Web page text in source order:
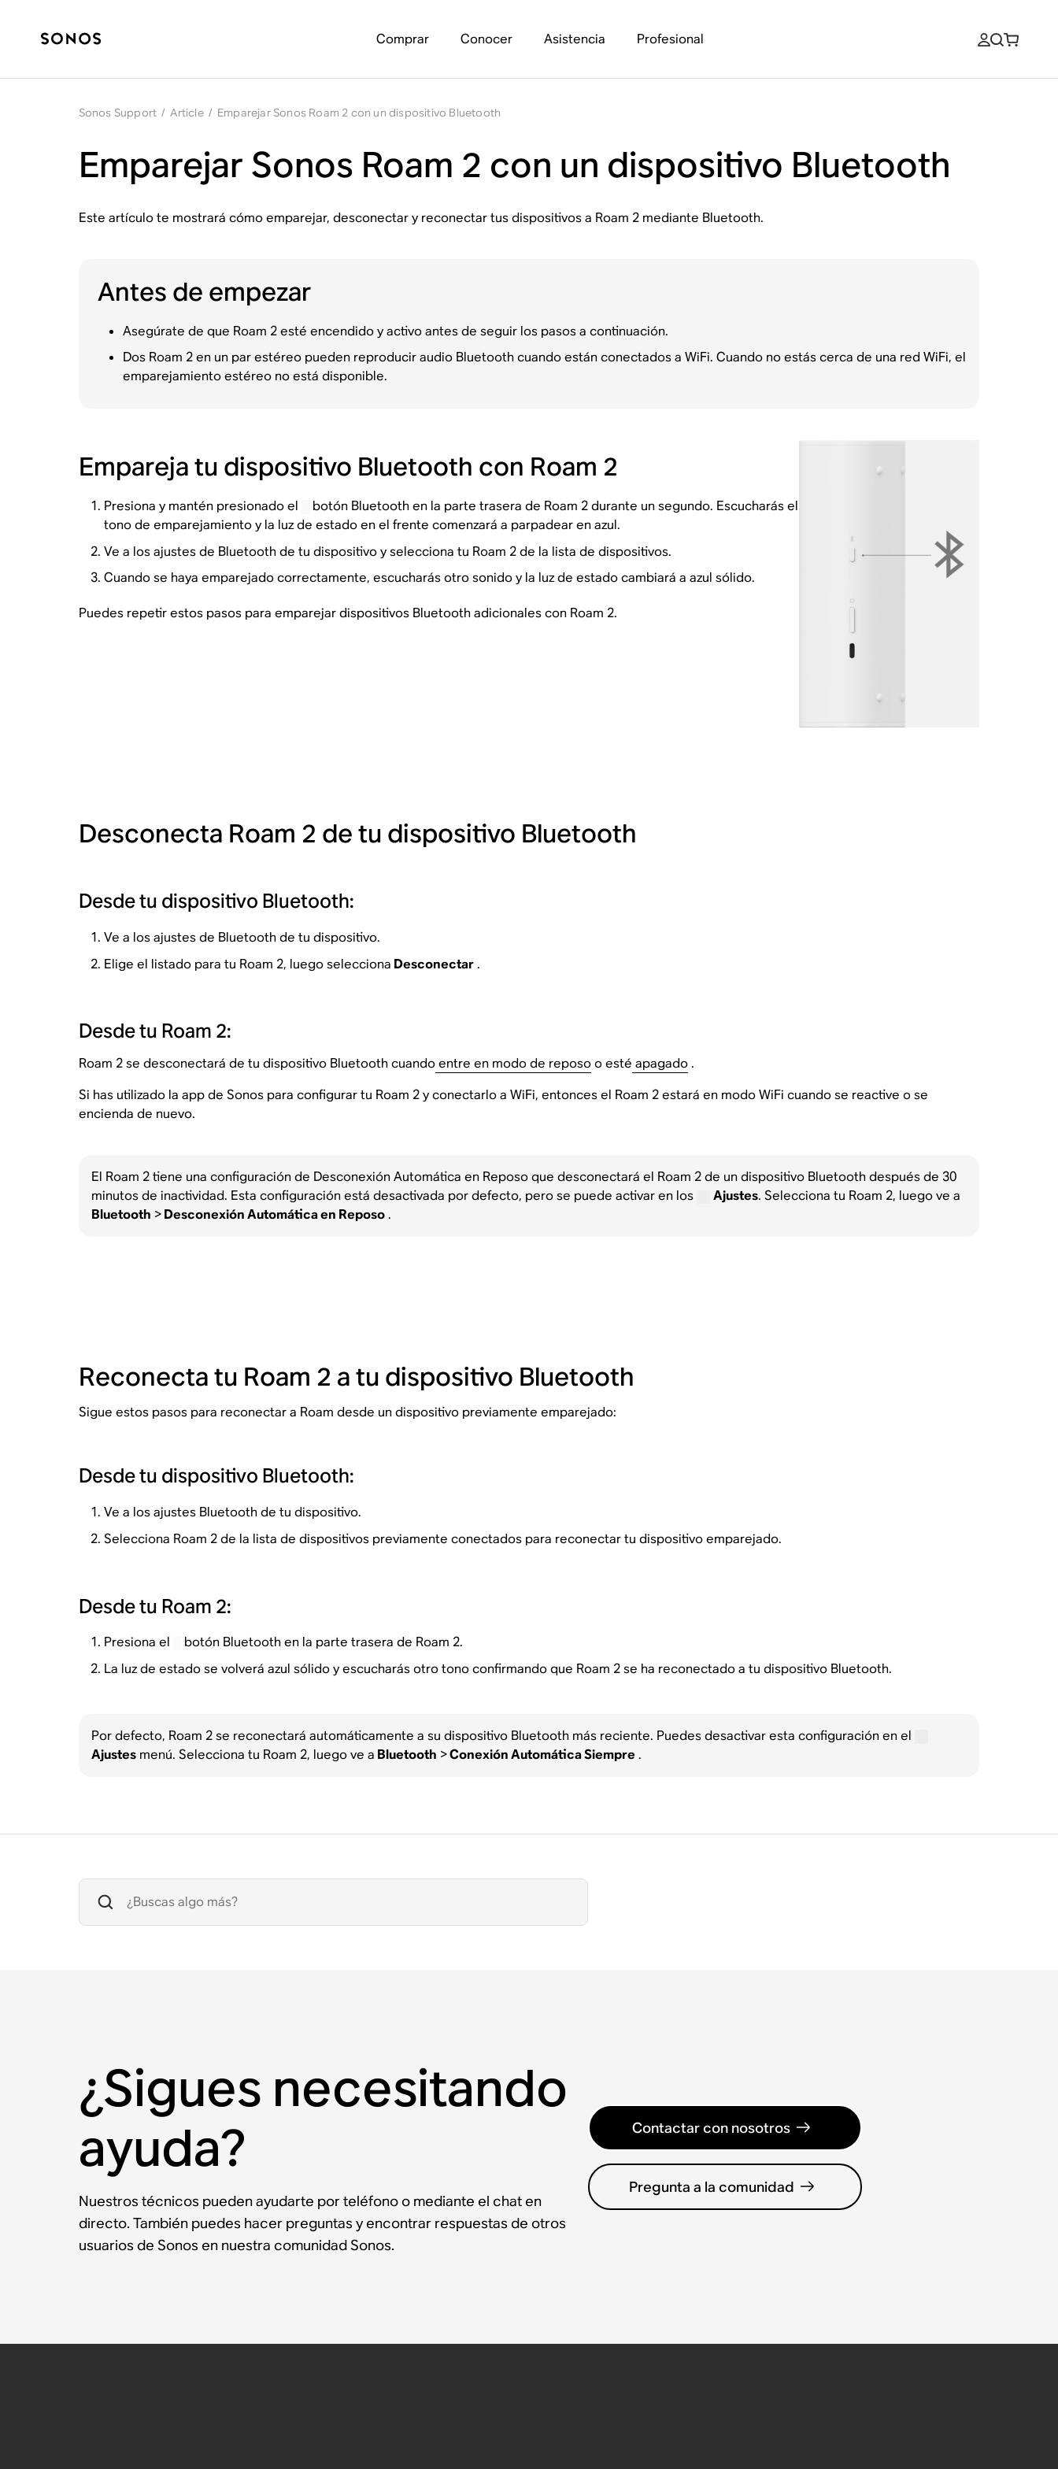
Comprar Conocer Asistencia Profesional
Sonos Support / Article / Emparejar Sonos Roam 2 con un dispositivo Bluetooth
Emparejar Sonos Roam 2 con un dispositivo Bluetooth
Este artículo te mostrará cómo emparejar, desconectar y reconectar tus dispositivos a Roam 2 mediante Bluetooth.
Antes de empezar
Asegúrate de que Roam 2 esté encendido y activo antes de seguir los pasos a continuación.
Dos Roam 2 en un par estéreo pueden reproducir audio Bluetooth cuando están conectados a WiFi. Cuando no estás cerca de una red WiFi, el
emparejamiento estéreo no está disponible.
Empareja tu dispositivo Bluetooth con Roam 2
Presiona y mantén presionado el
botón Bluetooth en la parte trasera de Roam 2 durante un segundo. Escucharás el
tono de emparejamiento y la luz de estado en el frente comenzará a parpadear en azul.
Ve a los ajustes de Bluetooth de tu dispositivo y selecciona tu Roam 2 de la lista de dispositivos.
Cuando se haya emparejado correctamente, escucharás otro sonido y la luz de estado cambiará a azul sólido.
Puedes repetir estos pasos para emparejar dispositivos Bluetooth adicionales con Roam 2.
Desconecta Roam 2 de tu dispositivo Bluetooth
Desde tu dispositivo Bluetooth:
Ve a los ajustes de Bluetooth de tu dispositivo.
Elige el listado para tu Roam 2, luego selecciona Desconectar.
Desde tu Roam 2:
Roam 2 se desconectará de tu dispositivo Bluetooth cuandoentre en modo de reposoo esté apagado.
Si has utilizado la app de Sonos para configurar tu Roam 2 y conectarlo a WiFi, entonces el Roam 2 estará en modo WiFi cuando se reactive o se
encienda de nuevo.
El Roam 2 tiene una configuración de Desconexión Automática en Reposo que desconectará el Roam 2 de un dispositivo Bluetooth después de 30
minutos de inactividad. Esta configuración está desactivada por defecto, pero se puede activar en los
Ajustes. Selecciona tu Roam 2, luego ve a
Bluetooth >Desconexión Automática en Reposo.
Reconecta tu Roam 2 a tu dispositivo Bluetooth
Sigue estos pasos para reconectar a Roam desde un dispositivo previamente emparejado:
Desde tu dispositivo Bluetooth:
Ve a los ajustes Bluetooth de tu dispositivo.
Selecciona Roam 2 de la lista de dispositivos previamente conectados para reconectar tu dispositivo emparejado.
Desde tu Roam 2:
Presiona el
botón Bluetooth en la parte trasera de Roam 2.
La luz de estado se volverá azul sólido y escucharás otro tono confirmando que Roam 2 se ha reconectado a tu dispositivo Bluetooth.
Por defecto, Roam 2 se reconectará automáticamente a su dispositivo Bluetooth más reciente. Puedes desactivar esta configuración en el
Ajustesmenú. Selecciona tu Roam 2, luego ve a Bluetooth >Conexión Automática Siempre .
¿Sigues necesitando
ayuda?
Nuestros técnicos pueden ayudarte por teléfono o mediante el chat en
directo. También puedes hacer preguntas y encontrar respuestas de otros
usuarios de Sonos en nuestra comunidad Sonos.
Contactar con nosotros
Pregunta a la comunidad